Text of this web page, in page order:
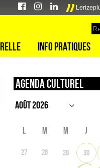
Info pratiques
Agenda culturel
L M M J
27 28 29 30